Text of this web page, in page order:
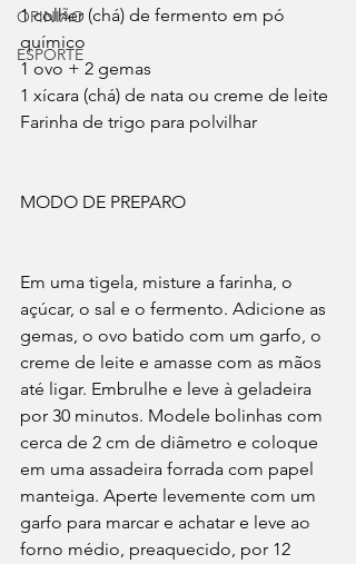
OPINIÃO
ESPORTE
1 colher (chá) de fermento em pó
químico
1 ovo + 2 gemas
1 xícara (chá) de nata ou creme de leite
Farinha de trigo para polvilhar
MODO DE PREPARO
Em uma tigela, misture a farinha, o
açúcar, o sal e o fermento. Adicione as
gemas, o ovo batido com um garfo, o
creme de leite e amasse com as mãos
até ligar. Embrulhe e leve à geladeira
por 30 minutos. Modele bolinhas com
cerca de 2 cm de diâmetro e coloque
em uma assadeira forrada com papel
manteiga. Aperte levemente com um
garfo para marcar e achatar e leve ao
forno médio, preaquecido, por 12